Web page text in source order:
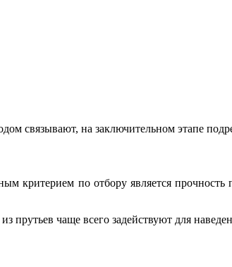
связывают, на заключительном этапе
критерием по отбору является прочность
чаще всего задействуют для